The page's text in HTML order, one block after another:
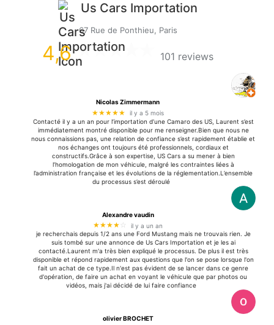
Us Cars Importation
67 Rue de Ponthieu, Paris
4,6 101 reviews
Nicolas Zimmermann
★★★★★
il y a 5 mois
Contacté il y a un an pour l’importation d’une Camaro des US, Laurent s’est
immédiatement montré disponible pour me renseigner.Bien que nous ne
nous connaissions pas, une relation de confiance s’est rapidement établie et
nos échanges ont toujours été professionnels, cordiaux et
constructifs.Grâce à son expertise, US Cars a su mener à bien
l’homologation de mon véhicule, malgré les contraintes liées à
l’administration française et les évolutions de la réglementation.L’ensemble
du processus s’est déroulé
Alexandre vaudin
★★★★ ☆
il y a un an
je recherchais depuis 1/2 ans une Ford Mustang mais ne trouvais rien. Je
suis tombé sur une annonce de Us Cars Importation et je les ai
contacté.Laurent m'a très bien expliqué le processus. De plus il est très
disponible et répond rapidement aux questions que l'on se pose lorsque l'on
fait un achat de ce type.Il n'est pas évident de se lancer dans ce genre
d'opération, de faire un achat en voyant le véhicule que par photos ou
vidéos, mais j'ai décidé de lui faire confiance
olivier BROCHET